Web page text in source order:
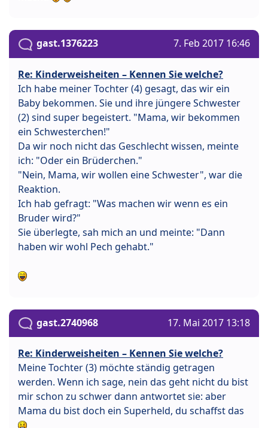
gast.1376223 7. Feb 2017 16:46
Re: Kinderweisheiten – Kennen Sie welche?
Ich habe meiner Tochter (4) gesagt, das wir ein
Baby bekommen. Sie und ihre jüngere Schwester
(2) sind super begeistert. "Mama, wir bekommen
ein Schwesterchen!"
Da wir noch nicht das Geschlecht wissen, meinte
ich: "Oder ein Brüderchen."
"Nein, Mama, wir wollen eine Schwester", war die
Reaktion.
Ich hab gefragt: "Was machen wir wenn es ein
Bruder wird?"
Sie überlegte, sah mich an und meinte: "Dann
haben wir wohl Pech gehabt."
gast.2740968 17. Mai 2017 13:18
Re: Kinderweisheiten – Kennen Sie welche?
Meine Tochter (3) möchte ständig getragen
werden. Wenn ich sage, nein das geht nicht du bist
mir schon zu schwer dann antwortet sie: aber
Mama du bist doch ein Superheld, du schaffst das